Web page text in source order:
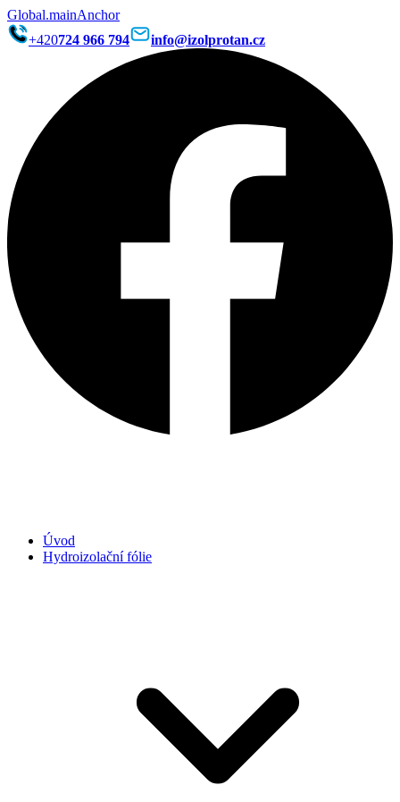
Global.mainAnchor
+420724 966 794 info@izolprotan.cz
Úvod
Hydroizolační fólie